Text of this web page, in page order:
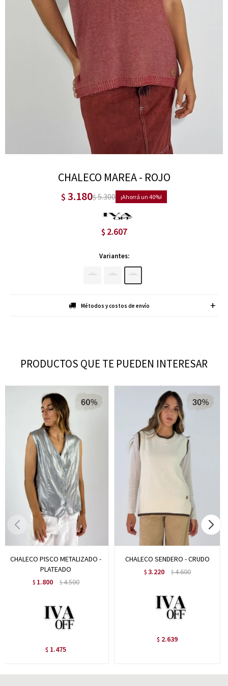
CHALECO MAREA - ROJO
$ 3.180$5.300 40
$ 2.607
Variantes:
Métodos y costos de envío
PRODUCTOS QUE TE PUEDEN INTERESAR
CHALECO PISCO METALIZADO -
PLATEADO
$ 1.800 $4.500
$ 1.475
CHALECO SENDERO - CRUDO
$ 3.220 $4.600
$ 2.639